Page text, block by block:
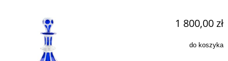
1 800,00 zł
do koszyka